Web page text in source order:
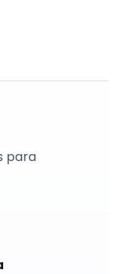
para